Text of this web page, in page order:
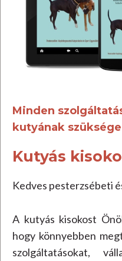
Minden
kutyának
Kutyás
Kedves pesterzsébeti
A kutyás kisokost
hogy könnyebben
szolgáltatásokat,